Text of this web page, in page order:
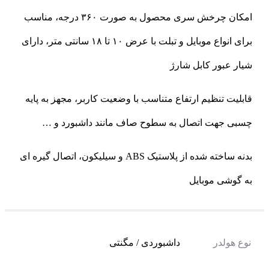
امکان چرخش سری محصول به صورت ۳۶۰ درجه، مناسب
برای انواع موبایل و تبلت با عرض ۱۰ تا ۱۸ سانتی متر، دارای
شیار عبور کابل شارژ
قابلیت تنظیم ارتفاع متناسب با وضعیت کاربر، مجهز به پایه
چسبی جهت اتصال به سطوح صاف مانند داشبورد و …
بدنه ساخته شده از پلاستیک ABS و سیلیکون، اتصال گیره ای
به گوشی موبایل
نوع هولدر داشبوردی / مگنتی